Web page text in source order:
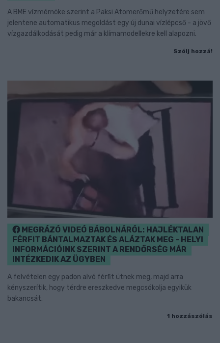
A BME vízmérnöke szerint a Paksi Atomerőmű helyzetére sem
jelentene automatikus megoldást egy új dunai vízlépcső - a jövő
vízgazdálkodását pedig már a klímamodellekre kell alapozni.
Szólj hozzá!
MEGRÁZÓ VIDEÓ BÁBOLNÁRÓL: HAJLÉKTALAN
FÉRFIT BÁNTALMAZTAK ÉS ALÁZTAK MEG - HELYI
INFORMÁCIÓINK SZERINT A RENDŐRSÉG MÁR
INTÉZKEDIK AZ ÜGYBEN
A felvételen egy padon alvó férfit ütnek meg, majd arra
kényszerítik, hogy térdre ereszkedve megcsókolja egyikük
bakancsát.
1 hozzászólás